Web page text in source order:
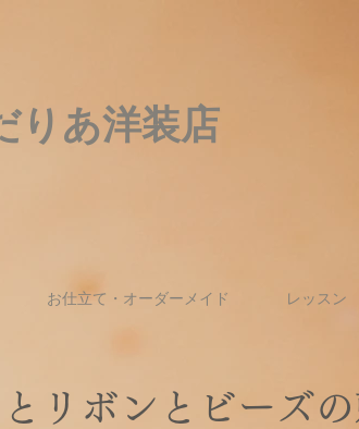
りあ洋装店
お仕立て・オーダーメイド レッスン
リボンとビーズ